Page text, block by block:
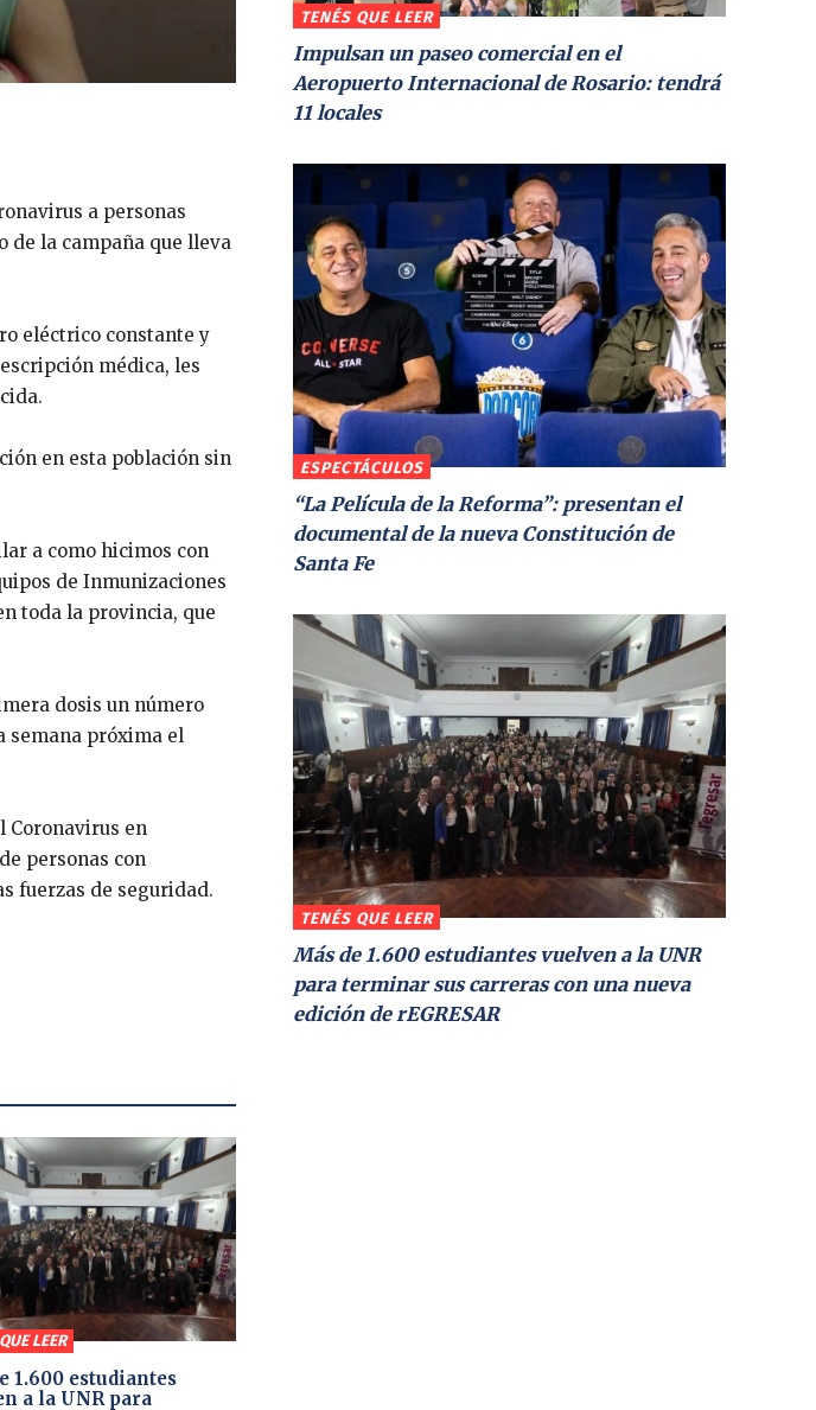
a personas
la campaña que lleva
eléctrico constante y
médica, les
en esta población sin
a como hicimos con
de Inmunizaciones
toda la provincia, que
dosis un número
semana próxima el
Coronavirus en
personas con
fuerzas de seguridad.
LEER
1.600 estudiantes
a la UNR para
TENÉS QUE LEER
Impulsan un paseo comercial en el
Aeropuerto Internacional de Rosario: tendrá
11 locales
ESPECTÁCULOS
“La Película de la Reforma”: presentan el
documental de la nueva Constitución de
Santa Fe
TENÉS QUE LEER
Más de 1.600 estudiantes vuelven a la UNR
para terminar sus carreras con una nueva
edición de rEGRESAR